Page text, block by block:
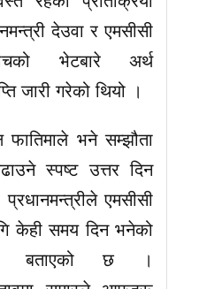
देउवा र एमसीसी
भेटबारे अर्थ
जारी गरेको थियो ।
फातिमाले भने सम्झौता
स्पष्ट उत्तर दिन
एमसीसी
केही समय दिन भनेको
बताएको छ ।